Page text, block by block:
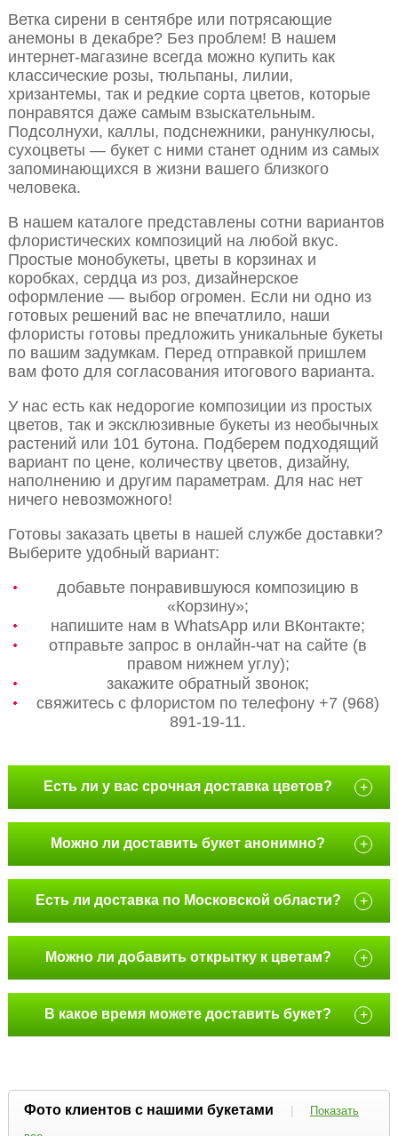
Ветка сирени в сентябре или потрясающие
анемоны в декабре? Без проблем! В нашем
интернет-магазине всегда можно купить как
классические розы, тюльпаны, лилии,
хризантемы, так и редкие сорта цветов, которые
понравятся даже самым взыскательным.
Подсолнухи, каллы, подснежники, ранункулюсы,
сухоцветы — букет с ними станет одним из самых
запоминающихся в жизни вашего близкого
человека.
В нашем каталоге представлены сотни вариантов
флористических композиций на любой вкус.
Простые монобукеты, цветы в корзинах и
коробках, сердца из роз, дизайнерское
оформление — выбор огромен. Если ни одно из
готовых решений вас не впечатлило, наши
флористы готовы предложить уникальные букеты
по вашим задумкам. Перед отправкой пришлем
вам фото для согласования итогового варианта.
У нас есть как недорогие композиции из простых
цветов, так и эксклюзивные букеты из необычных
растений или 101 бутона. Подберем подходящий
вариант по цене, количеству цветов, дизайну,
наполнению и другим параметрам. Для нас нет
ничего невозможного!
Готовы заказать цветы в нашей службе доставки?
Выберите удобный вариант:
добавьте понравившуюся композицию в
«Корзину»;
напишите нам в WhatsApp или ВКонтакте;
отправьте запрос в онлайн-чат на сайте (в
правом нижнем углу);
закажите обратный звонок;
свяжитесь с флористом по телефону +7 (968)
891-19-11.
Есть ли у вас срочная доставка цветов? +
Можно ли доставить букет анонимно? +
Есть ли доставка по Московской области? +
Можно ли добавить открытку к цветам? +
В какое время можете доставить букет? +
Фото клиентов с нашими букетами |
Показать